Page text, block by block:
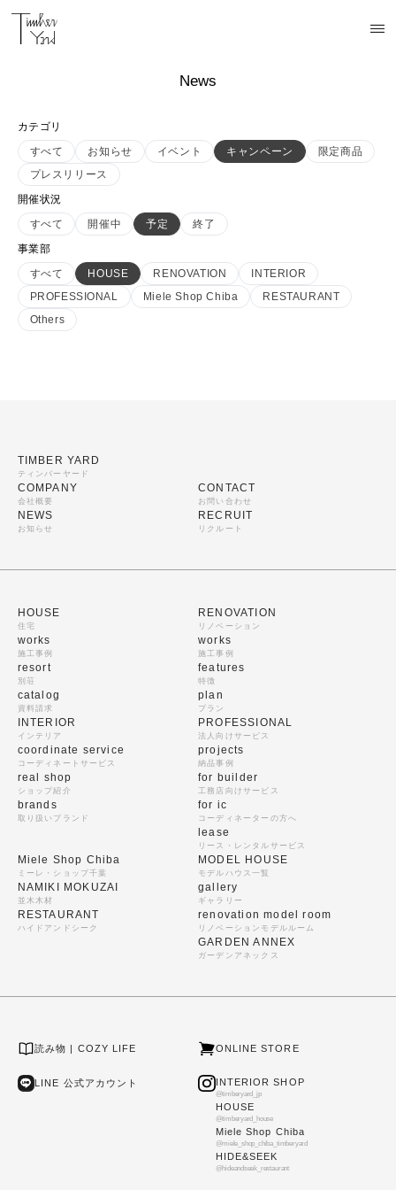
News
カテゴリ
すべて
お知らせ イベント キャンペーン
限定商品
プレスリリース
開催状況
すべて
開催中 予定
終了
事業部
すべて
HOUSE RENOVATION
INTERIOR
PROFESSIONAL
Miele Shop Chiba
RESTAURANT
Others
TIMBER YARD
ティンバーヤード
COMPANY
会社概要
NEWS
お知らせ
CONTACT
お問い合わせ
RECRUIT
リクルート
HOUSE
住宅
works
施工事例
resort
別荘
catalog
資料請求
RENOVATION
リノベーション
works
施工事例
features
特徴
plan
プラン
INTERIOR
インテリア
coordinate service
コーディネートサービス
real shop
ショップ紹介
brands
取り扱いブランド
PROFESSIONAL
法人向けサービス
projects
納品事例
for builder
工務店向けサービス
for ic
コーディネーターの方へ
lease
リース・レンタルサービス
Miele Shop Chiba
ミーレ・ショップ千葉
NAMIKI MOKUZAI
並木木材
RESTAURANT
ハイドアンドシーク
MODEL HOUSE
モデルハウス一覧
gallery
ギャラリー
renovation model room
リノベーションモデルルーム
GARDEN ANNEX
ガーデンアネックス
読み物 | COZY LIFE ONLINE STORE
LINE 公式アカウント INTERIOR SHOP
@timberyard_jp
HOUSE
@timberyard_house
Miele Shop Chiba
@miele_shop_chiba_timberyard
HIDE&SEEK
@hideandseek_restaurant